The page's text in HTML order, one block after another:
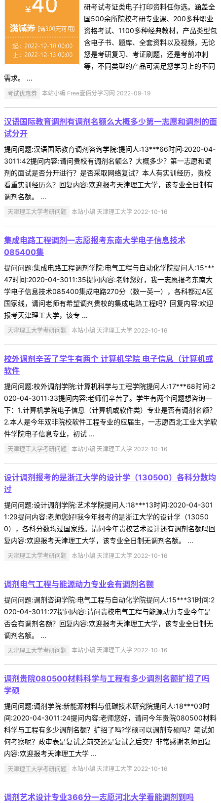
研考试考证类电子打印资料任你选。涵盖全
国500余所院校考研专业课、200多种职业
资格考试、1100多种经典教材，产品类型包
含电子书、题库、全套资料以及视频，无论
您是考研复习、考证刷题，还是考前冲刺
等，不同类型的产品可满足您学习上的不同
需求。 ...
考试优惠券 本站小编 Free壹佰分学习网 2022-09-19
汉语国际教育调剂有调剂名额么大概多少第一志愿和调剂的面
试分开
提问问题:汉语国际教育调剂咨询学院:提问人:13***66时间:2020-04-
3011:42提问内容:请问贵校有调剂名额么？大概多少？第一志愿和调
剂的面试是否分开进行？是否采取网络复试？本人有实训经历，贵校
看重实训经历么？回复内容:欢迎报考天津理工大学，该专业全日制有
调剂名额。 ...
天津理工大学考研问题 本站小编 天津理工大学 2022-10-16
集成电路工程调剂一志愿报考东南大学电子信息技术
085400集
提问问题:集成电路工程调剂学院:电气工程与自动化学院提问人:15***
47时间:2020-04-3011:35提问内容:老师您好，我一志愿报考东南大
学电子信息技术085400集成电路270分（数一英一），各科都过A区
国家线，请问老师有希望调剂贵校的集成电路工程吗？回复内容:欢迎
报考天津理工大学，该专 ...
天津理工大学考研问题 本站小编 天津理工大学 2022-10-16
校外调剂辛苦了学生有两个 计算机学院 电子信息（计算机或
软件
提问问题:校外调剂学院:计算机科学与工程学院提问人:17***68时间:2
020-04-3011:33提问内容:老师们辛苦了。学生有两个问题想咨询一
下：1.计算机学院电子信息（计算机或软件类）专业是否有调剂名额？
2.本人是今年双非院校软件工程专业的应届生，一志愿西北工业大学软
件学院电子信息专业，初试 ...
天津理工大学考研问题 本站小编 天津理工大学 2022-10-16
设计调剂报考的是浙江大学的设计学（130500）各科分数均
过
提问问题:设计调剂学院:艺术学院提问人:18***13时间:2020-04-301
1:29提问内容:老师您好!我今年报考的是浙江大学的设计学（13050
0），各科分数均过国家线。请问今年贵校艺术设计还有调剂名额吗回
复内容:欢迎报考天津理工大学，该专业全日制无调剂名额。 ...
天津理工大学考研问题 本站小编 天津理工大学 2022-10-16
调剂电气工程与能源动力专业会有调剂名额
提问问题:调剂咨询学院:电气工程与自动化学院提问人:15***31时间:2
020-04-3011:27提问内容:请问贵校电气工程与能源动力专业今年是
否会有调剂名额？回复内容:欢迎报考天津理工大学，该专业全日制无
调剂名额。 ...
天津理工大学考研问题 本站小编 天津理工大学 2022-10-16
调剂贵院080500材料科学与工程有多少调剂名额扩招了吗
学硕
提问问题:调剂学院:新能源材料与低碳技术研究院提问人:18***03时
间:2020-04-3011:24提问内容:老师您好，请问今年贵院080500材料
科学与工程有多少调剂名额？扩招了吗?学硕可以调剂专硕吗？笔试如
何考察呢？政审表是复试之前交还是复试之后交？非常感谢老师回复
内容:欢迎报考天津理工大学 ...
天津理工大学考研问题 本站小编 天津理工大学 2022-10-16
调剂艺术设计专业366分一志愿河北大学看能调剂到吗